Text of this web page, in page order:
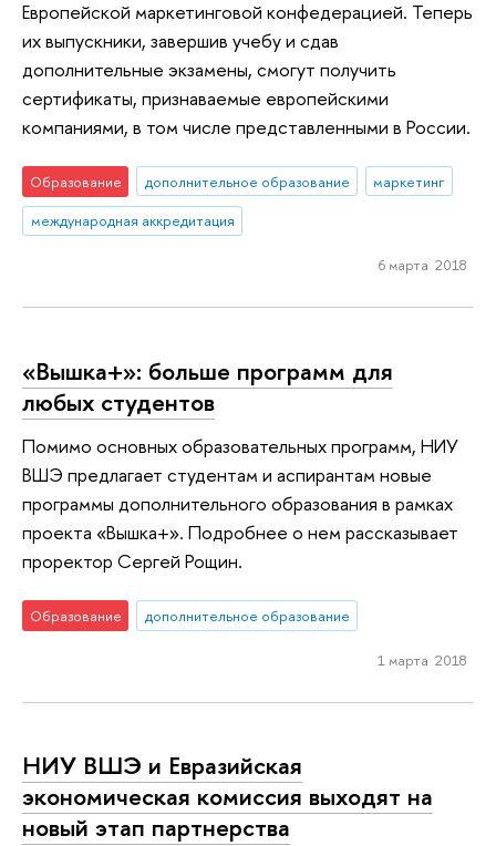
Европейской маркетинговой конфедерацией. Теперь
их выпускники, завершив учебу и сдав
дополнительные экзамены, смогут получить
сертификаты, признаваемые европейскими
компаниями, в том числе представленными в России.
Образование дополнительное образование
маркетинг
международная аккредитация
6 марта 2018
«Вышка+»: больше программ для
любых студентов
Помимо основных образовательных программ, НИУ
ВШЭ предлагает студентам и аспирантам новые
программы дополнительного образования в рамках
проекта «Вышка+». Подробнее о нем рассказывает
проректор Сергей Рощин.
Образование дополнительное образование
1 марта 2018
НИУ ВШЭ и Евразийская
экономическая комиссия выходят на
новый этап партнерства